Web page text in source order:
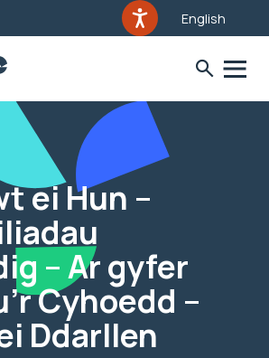
English
ei Hun –
– Ar gyfer
Cyhoedd –
Ddarllen